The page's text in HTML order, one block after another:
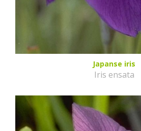
Japanse iris
Iris ensata